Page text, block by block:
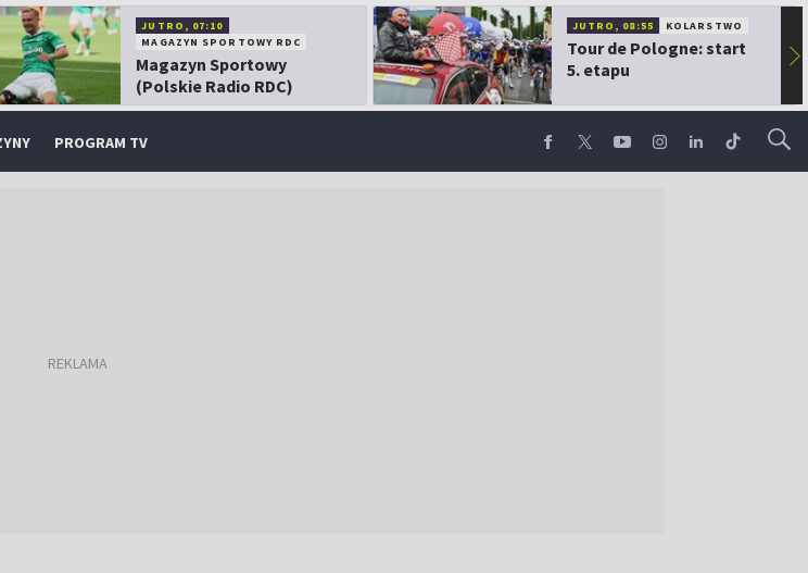
JUTRO, 07:10
MAGAZYN SPORTOWY RDC
Magazyn Sportowy
(Polskie Radio RDC)
JUTRO, 08:55 KOLARSTWO
Tour de Pologne: start
5. etapu
▶
PROGRAM TV